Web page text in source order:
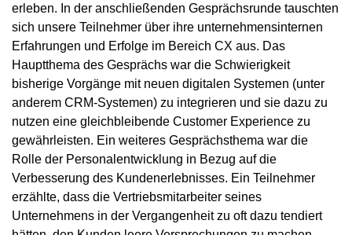
erleben. In der anschließenden Gesprächsrunde tauschten
sich unsere Teilnehmer über ihre unternehmensinternen
Erfahrungen und Erfolge im Bereich CX aus. Das
Hauptthema des Gesprächs war die Schwierigkeit
bisherige Vorgänge mit neuen digitalen Systemen (unter
anderem CRM-Systemen) zu integrieren und sie dazu zu
nutzen eine gleichbleibende Customer Experience zu
gewährleisten. Ein weiteres Gesprächsthema war die
Rolle der Personalentwicklung in Bezug auf die
Verbesserung des Kundenerlebnisses. Ein Teilnehmer
erzählte, dass die Vertriebsmitarbeiter seines
Unternehmens in der Vergangenheit zu oft dazu tendiert